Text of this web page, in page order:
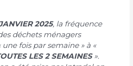
2025, la fréquence
déchets ménagers
une fois par semaine » à «
LES 2 SEMAINES ».